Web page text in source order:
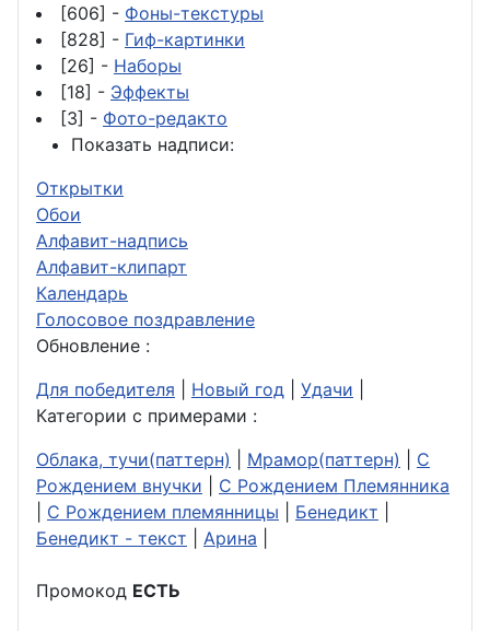
[606] - Фоны-текстуры
[828] - Гиф-картинки
[26] - Наборы
[18] - Эффекты
[3] - Фото-редакто
Показать надписи:
Открытки
Обои
Алфавит-надпись
Алфавит-клипарт
Календарь
Голосовое поздравление
Обновление :
Для победителя
Новый год Удачи
Категории с примерами :
Облака, тучи(паттерн)
Мрамор(паттерн)
С
Рождением внучки
С Рождением Племянника
С Рождением племянницы Бенедикт
Бенедикт - текст
Арина
Промокод ЕСТЬ